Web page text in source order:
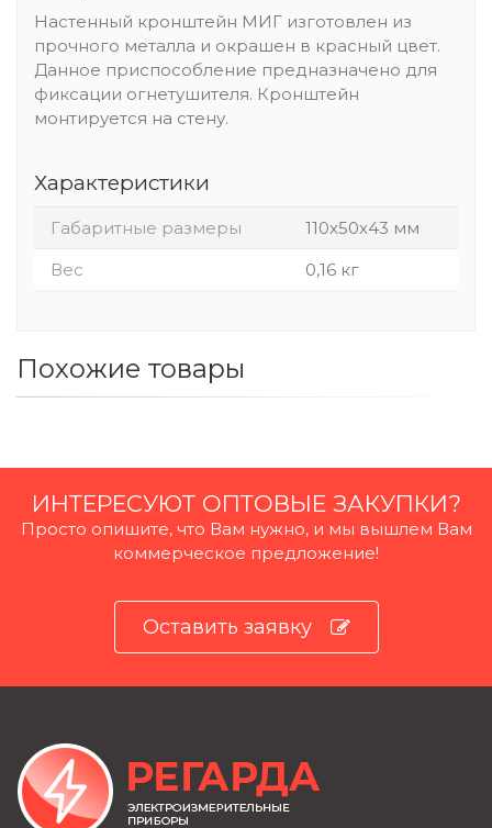
Настенный кронштейн МИГ изготовлен из
прочного металла и окрашен в красный цвет.
Данное приспособление предназначено для
фиксации огнетушителя. Кронштейн
монтируется на стену.
Характеристики
Габаритные размеры
110х50х43 мм
Вес
0,16 кг
Похожие товары
ИНТЕРЕСУЮТ ОПТОВЫЕ ЗАКУПКИ?
Просто опишите, что Вам нужно, и мы вышлем Вам
коммерческое предложение!
Оставить заявку